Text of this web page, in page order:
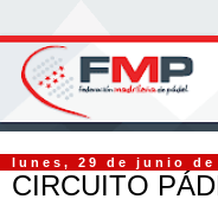
lunes, 29 de junio de
CIRCUITO